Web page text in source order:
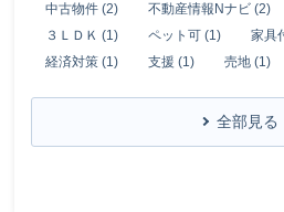
中古物件 (2)
不動産情報Nナビ (2)
３ＬＤＫ (1)
ペット可 (1) 家具
経済対策 (1)
支援 (1) 売地 (1)
全部見る